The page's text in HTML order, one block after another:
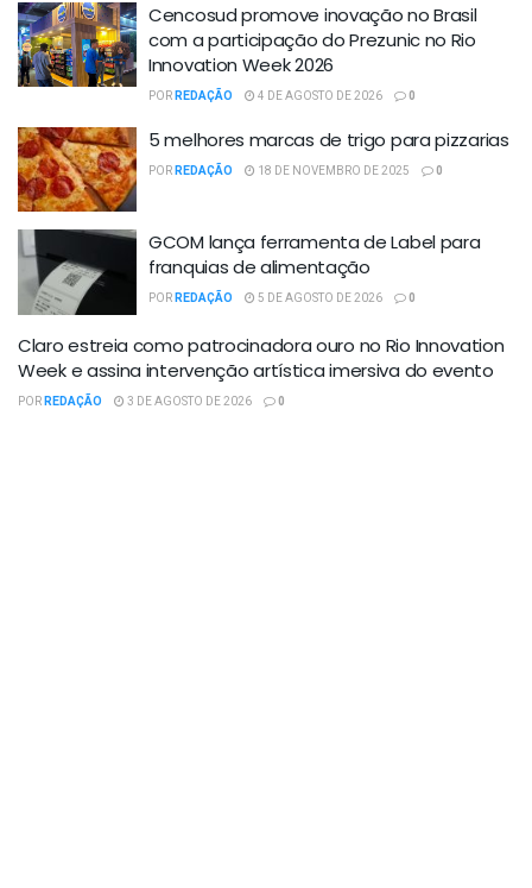
Cencosud promove inovação no Brasil
com a participação do Prezunic no Rio
Innovation Week 2026
PORREDAÇÃO 4 DE AGOSTO DE 2026 0
5 melhores marcas de trigo para pizzarias
PORREDAÇÃO 18 DE NOVEMBRO DE 2025 0
GCOM lança ferramenta de Label para
franquias de alimentação
PORREDAÇÃO 5 DE AGOSTO DE 2026 0
Claro estreia como patrocinadora ouro no Rio Innovation
Week e assina intervenção artística imersiva do evento
PORREDAÇÃO 3 DE AGOSTO DE 2026 0